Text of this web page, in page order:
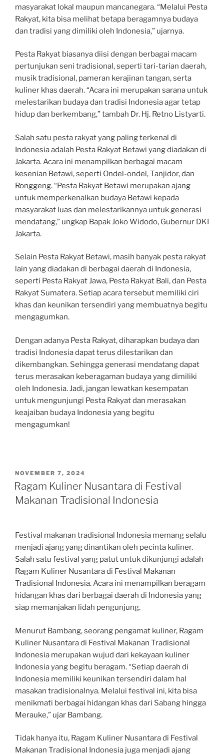
masyarakat lokal maupun mancanegara. “Melalui Pesta
Rakyat, kita bisa melihat betapa beragamnya budaya
dan tradisi yang dimiliki oleh Indonesia,” ujarnya.
Pesta Rakyat biasanya diisi dengan berbagai macam
pertunjukan seni tradisional, seperti tari-tarian daerah,
musik tradisional, pameran kerajinan tangan, serta
kuliner khas daerah. “Acara ini merupakan sarana untuk
melestarikan budaya dan tradisi Indonesia agar tetap
hidup dan berkembang,” tambah Dr. Hj. Retno Listyarti.
Salah satu pesta rakyat yang paling terkenal di
Indonesia adalah Pesta Rakyat Betawi yang diadakan di
Jakarta. Acara ini menampilkan berbagai macam
kesenian Betawi, seperti Ondel-ondel, Tanjidor, dan
Ronggeng. “Pesta Rakyat Betawi merupakan ajang
untuk memperkenalkan budaya Betawi kepada
masyarakat luas dan melestarikannya untuk generasi
mendatang,” ungkap Bapak Joko Widodo, Gubernur DKI
Jakarta.
Selain Pesta Rakyat Betawi, masih banyak pesta rakyat
lain yang diadakan di berbagai daerah di Indonesia,
seperti Pesta Rakyat Jawa, Pesta Rakyat Bali, dan Pesta
Rakyat Sumatera. Setiap acara tersebut memiliki ciri
khas dan keunikan tersendiri yang membuatnya begitu
mengagumkan.
Dengan adanya Pesta Rakyat, diharapkan budaya dan
tradisi Indonesia dapat terus dilestarikan dan
dikembangkan. Sehingga generasi mendatang dapat
terus merasakan keberagaman budaya yang dimiliki
oleh Indonesia. Jadi, jangan lewatkan kesempatan
untuk mengunjungi Pesta Rakyat dan merasakan
keajaiban budaya Indonesia yang begitu
mengagumkan!
POSTED
ON
NOVEMBER 7, 2024
Ragam Kuliner Nusantara di Festival
Makanan Tradisional Indonesia
Festival makanan tradisional Indonesia memang selalu
menjadi ajang yang dinantikan oleh pecinta kuliner.
Salah satu festival yang patut untuk dikunjungi adalah
Ragam Kuliner Nusantara di Festival Makanan
Tradisional Indonesia. Acara ini menampilkan beragam
hidangan khas dari berbagai daerah di Indonesia yang
siap memanjakan lidah pengunjung.
Menurut Bambang, seorang pengamat kuliner, Ragam
Kuliner Nusantara di Festival Makanan Tradisional
Indonesia merupakan wujud dari kekayaan kuliner
Indonesia yang begitu beragam. “Setiap daerah di
Indonesia memiliki keunikan tersendiri dalam hal
masakan tradisionalnya. Melalui festival ini, kita bisa
menikmati berbagai hidangan khas dari Sabang hingga
Merauke,” ujar Bambang.
Tidak hanya itu, Ragam Kuliner Nusantara di Festival
Makanan Tradisional Indonesia juga menjadi ajang